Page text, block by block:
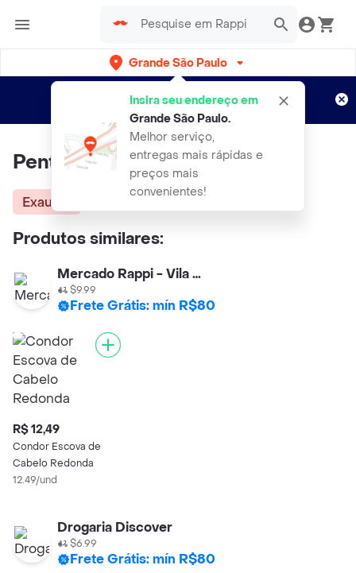
Grande São Paulo
Insira seu endereço em
Grande São Paulo.
Melhor serviço,
entregas mais rápidas e
preços mais
convenientes!
Entregas grátis por 15 dias!
Aplicam T&C
Pente Ricca Para Fitagem
Exausta
Produtos similares:
Mercado Rappi - Vila Olimpia
$9.99
Frete Grátis: mín R$80
R$ 12,49
Condor Escova de
Cabelo Redonda
12.49/und
Drogaria Discover
$6.99
Frete Grátis: mín R$80